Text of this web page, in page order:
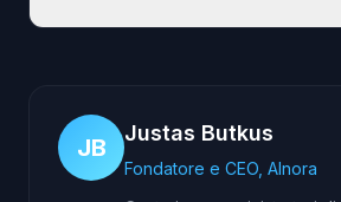
JB
Justas Butkus
Fondatore e CEO, AInora